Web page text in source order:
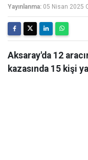
Yayınlanma: 05 Nisan 2025
Aksaray'da 12
kazasında 15 kişi